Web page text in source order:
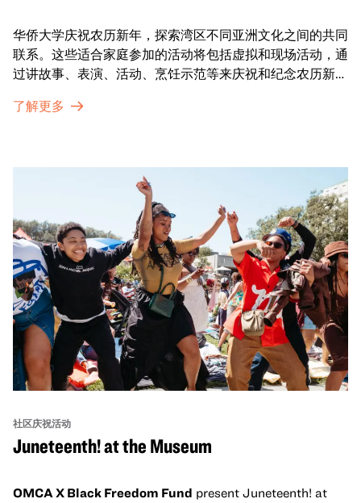
华侨大学庆祝农历新年，探索湾区不同亚洲文化之间的共同
联系。这些适合家庭参加的活动将包括虚拟和现场活动，通
过讲故事、表演、活动、烹饪示范等来庆祝和纪念农历新年
通过亲身参与和虚拟的治疗圈来相互支持。
了解更多
社区庆祝活动
Juneteenth! at the Museum
OMCA X Black Freedom Fund present Juneteenth! at